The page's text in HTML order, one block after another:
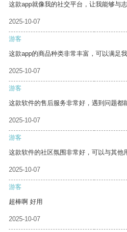
这款app就像我的社交平台，让我能够与
2025-10-07
游客
这款app的商品种类非常丰富，可以满足
2025-10-07
游客
这款软件的售后服务非常好，遇到问题都
2025-10-07
游客
这款软件的社区氛围非常好，可以与其他
2025-10-07
游客
超棒啊 好用
2025-10-07